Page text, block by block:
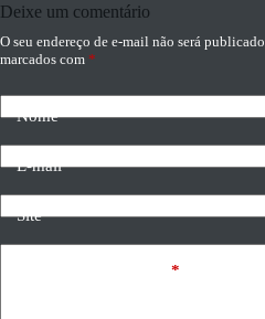
Deixe um comentário
O seu endereço de e-mail não será publicado.
marcados com *
Nome
E-mail
Site
*